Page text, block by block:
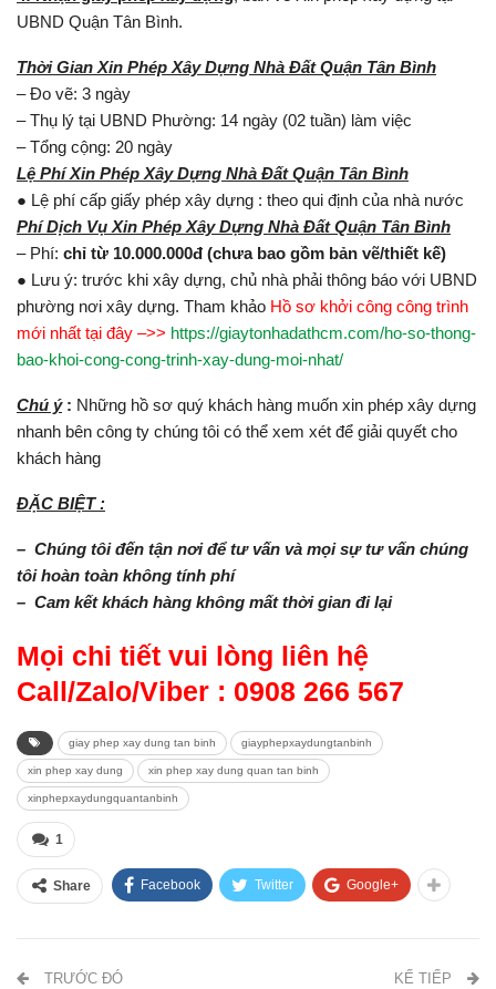
UBND Quận Tân Bình.
Thời Gian Xin Phép Xây Dựng Nhà Đất Quận Tân Bình
– Đo vẽ: 3 ngày
– Thụ lý tại UBND Phường: 14 ngày (02 tuần) làm việc
– Tổng cộng: 20 ngày
Lệ Phí Xin Phép Xây Dựng Nhà Đất Quận Tân Bình
● Lệ phí cấp giấy phép xây dựng : theo qui định của nhà nước
Phí Dịch Vụ Xin Phép Xây Dựng Nhà Đất Quận Tân Bình
– Phí: chỉ từ 10.000.000đ (chưa bao gồm bản vẽ/thiết kế)
● Lưu ý: trước khi xây dựng, chủ nhà phải thông báo với UBND
phường nơi xây dựng. Tham khảo Hồ sơ khởi công công trình
mới nhất tại đây –>> https://giaytonhadathcm.com/ho-so-thong-
bao-khoi-cong-cong-trinh-xay-dung-moi-nhat/
Chú ý: Những hồ sơ quý khách hàng muốn xin phép xây dựng
nhanh bên công ty chúng tôi có thể xem xét để giải quyết cho
khách hàng
ĐẶC BIỆT :
– Chúng tôi đến tận nơi để tư vấn và mọi sự tư vấn chúng
tôi hoàn toàn không tính phí
– Cam kết khách hàng không mất thời gian đi lại
Mọi chi tiết vui lòng liên hệ
Call/Zalo/Viber : 0908 266 567
giay phep xay dung tan binh giayphepxaydungtanbinh
xin phep xay dung xin phep xay dung quan tan binh
xinphepxaydungquantanbinh
1
Share Facebook Twitter Google+
TRƯỚC ĐÓ KẾ TIẾP